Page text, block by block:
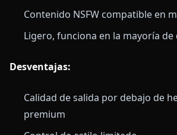
Contenido NSFW compatible en
Ligero, funciona en la mayoría
Desventajas:
Calidad de salida por debajo de
premium